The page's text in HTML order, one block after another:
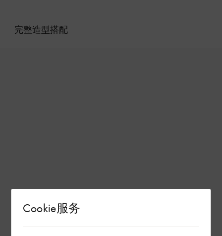
Cookie服务
完整造型搭配